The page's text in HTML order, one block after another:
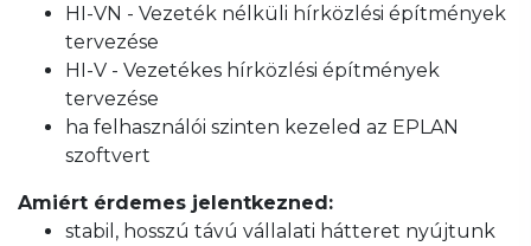
HI-VN - Vezeték nélküli hírközlési építmények
tervezése
HI-V - Vezetékes hírközlési építmények
tervezése
ha felhasználói szinten kezeled az EPLAN
szoftvert
Amiért érdemes jelentkezned:
stabil, hosszú távú vállalati hátteret nyújtunk